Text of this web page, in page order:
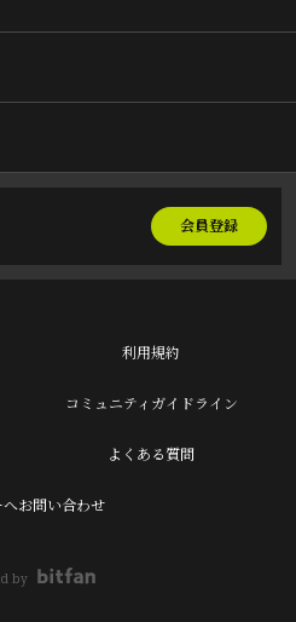
会員登録
利用規約
コミュニティガイドライン
よくある質問
へお問い合わせ
by